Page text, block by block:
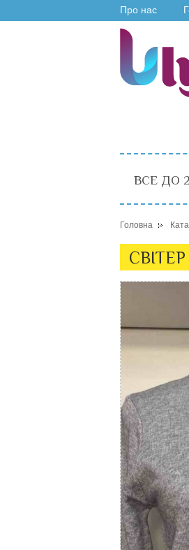
Про нас
ВСЕ ДО
Головна